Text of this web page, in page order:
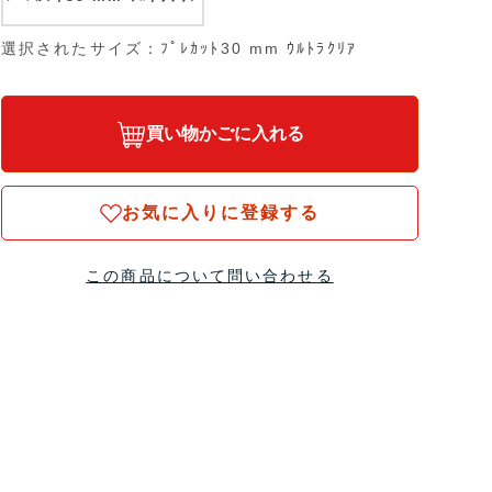
選択されたサイズ：ﾌﾟﾚｶｯﾄ30 mm ｳﾙﾄﾗｸﾘｱ
買い物かごに入れる
お気に入りに登録する
この商品について問い合わせる